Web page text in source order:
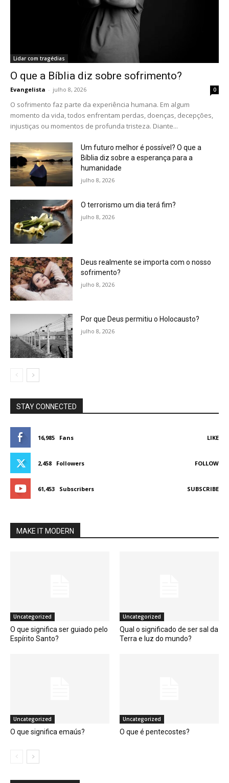
Lidar com tragédias
O que a Bíblia diz sobre sofrimento?
Evangelista - julho 8, 2026 0
O sofrimento faz parte da experiência humana. Em algum
momento da vida, todos enfrentam perdas, doenças, decepções,
injustiças ou momentos de profunda tristeza. Diante...
Um futuro melhor é possível? O que a
Bíblia diz sobre a esperança para a
humanidade
julho 8, 2026
O terrorismo um dia terá fim?
julho 8, 2026
Deus realmente se importa com o nosso
sofrimento?
julho 8, 2026
Por que Deus permitiu o Holocausto?
julho 8, 2026
STAY CONNECTED
16,985 Fans LIKE
2,458 Followers FOLLOW
61,453 Subscribers SUBSCRIBE
MAKE IT MODERN
Uncategorized
O que significa ser guiado pelo
Espírito Santo?
Uncategorized
Qual o significado de ser sal da
Terra e luz do mundo?
Uncategorized
O que significa emaús?
Uncategorized
O que é pentecostes?